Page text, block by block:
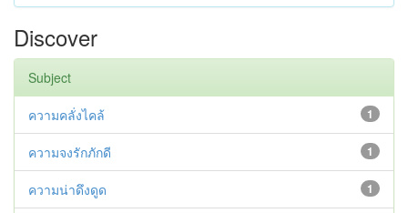
Discover
Subject
1
ความคลั่งไคล้
1
ความจงรักภักดี
1
ความน่าดึงดูด